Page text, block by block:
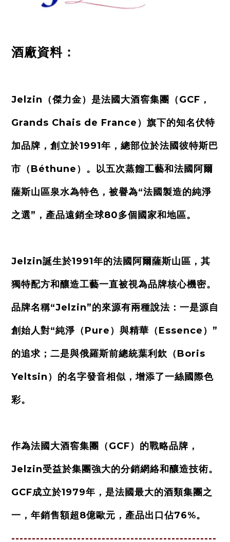
酒廠資料：
Jelzin（傑力金）是法國大酒窖集團（GCF，
Grands Chais de France）旗下的知名伏特
加品牌，創立於1991年，總部位於法國彼特斯巴
市（Béthune）。以五次蒸餾工藝和法國阿爾
薩斯山區泉水為特色，被譽為“法國製造的純淨
之選”，產品遠銷全球80多個國家和地區。
Jelzin誕生於1991年的法國阿爾薩斯山區，其
獨特配方和釀造工藝一直被視為品牌核心機密。
品牌名稱“Jelzin”的來源有兩種說法：一是源自
創始人對“純淨（Pure）與精華（Essence）”
的追求；二是與俄羅斯前總統葉利欽（Boris
Yeltsin）的名字發音相似，增添了一絲國際色
彩。
作為法國大酒窖集團（GCF）的戰略品牌，
Jelzin受益於集團強大的分銷網絡和釀造技術。
GCF成立於1979年，是法國最大的酒類集團之
一，年銷售額超8億歐元，產品出口佔76%。
--------------------------------------------------